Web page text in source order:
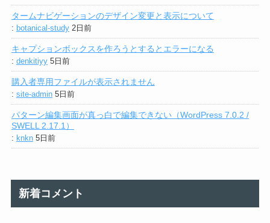
タームナビゲーションのデザイン変更と表示について
: botanical-study 2日前
キャプションボックスを作ろうとするとエラーになる
: denkitiyy 5日前
購入者専用ファイルが表示されません
: site-admin 5日前
パターン編集画面が真っ白で編集できない（WordPress 7.0.2 /
SWELL 2.17.1）
: knkn 5日前
新着コメント